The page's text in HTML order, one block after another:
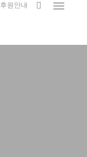
후원안내 search
Menu